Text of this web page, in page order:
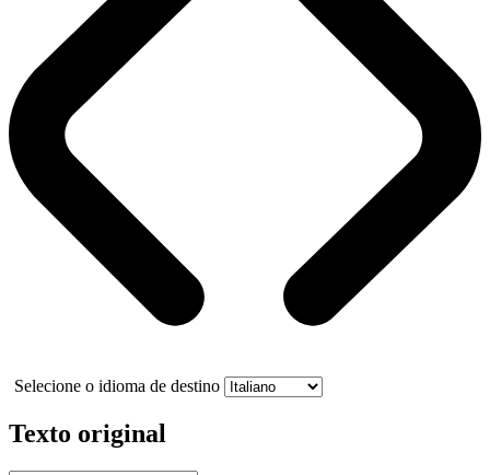
Selecione o idioma de destino
Texto original